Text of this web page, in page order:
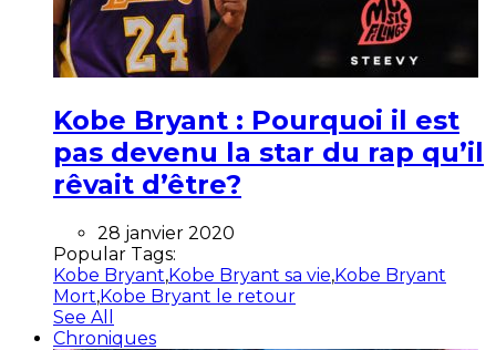
Kobe Bryant : Pourquoi il est
pas devenu la star du rap qu’il
rêvait d’être?
28 janvier 2020
Popular Tags:
Kobe Bryant,Kobe Bryant sa vie,Kobe Bryant
Mort,Kobe Bryant le retour
See All
Chroniques